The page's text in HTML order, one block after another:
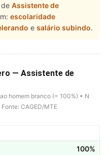
Assistente de
escolaridade
e salário subindo.
— Assistente de
homem branco (= 100%) • N
CAGED/MTE
100%